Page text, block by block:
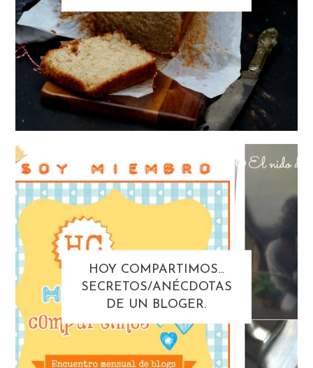
HOY COMPARTIMOS...
SECRETOS/ANÉCDOTAS
DE UN BLOGER.